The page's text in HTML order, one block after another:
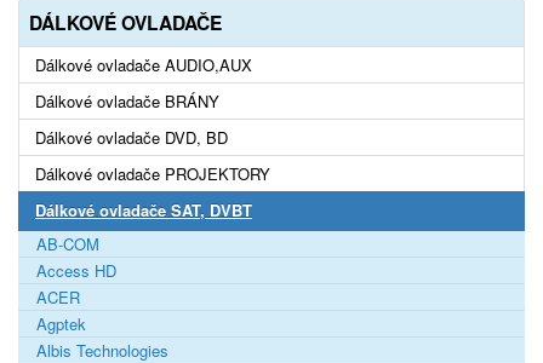
DÁLKOVÉ OVLADAČE
Dálkové ovladače AUDIO,AUX
Dálkové ovladače BRÁNY
Dálkové ovladače DVD, BD
Dálkové ovladače PROJEKTORY
Dálkové ovladače SAT, DVBT
AB-COM
Access HD
ACER
Agptek
Albis Technologies